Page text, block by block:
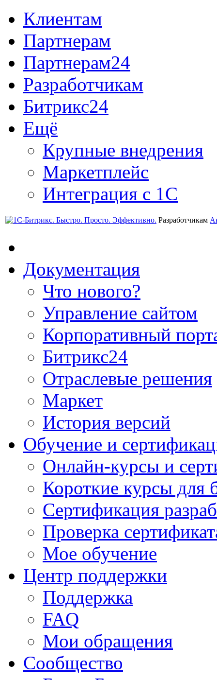
Клиентам
Партнерам
Партнерам24
Разработчикам
Битрикс24
Ещё
Крупные внедрения
Маркетплейс
Интеграция с 1С
Разработчикам
Документация
Что нового?
Управление сайтом
Корпоративный
Битрикс24
Отраслевые решения
Маркет
История версий
Обучение и
Онлайн-курсы и
Короткие курсы для
Сертификация
Проверка
Мое обучение
Центр поддержки
Поддержка
FAQ
Мои обращения
Сообщество